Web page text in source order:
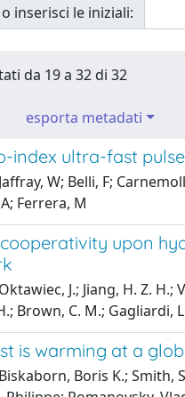
o inserisci le iniziali:
da 19 a 32 di 32
esporta metadati
index ultra-fast
W; Belli, F;
Ferrera, M
upon
J.; Jiang, H. Z. H.;
Brown, C. M.; Gagliardi,
is warming at a
Boris K.;